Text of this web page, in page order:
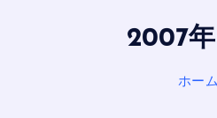
2007
ホーム